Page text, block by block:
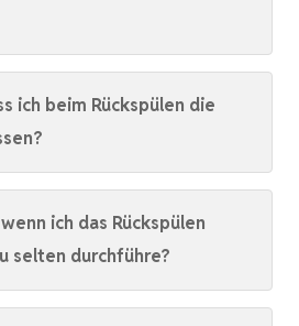
ich beim Rückspülen die
ich das Rückspülen
selten durchführe?